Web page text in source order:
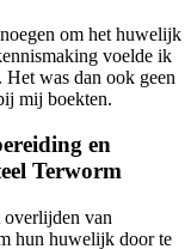
om het huwelijk
voelde ik
was dan ook geen
mij boekten.
en
Terworm
overlijden van
hun huwelijk door te